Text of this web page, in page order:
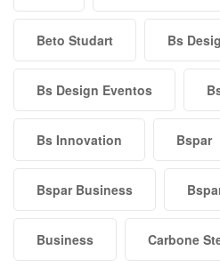
Beto Studart Bs
Bs Design Eventos
Bs Innovation Bspar
Bspar Business
Business Carbone